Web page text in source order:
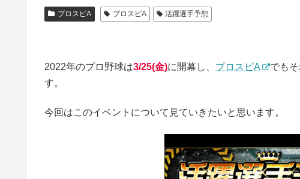
プロスピA プロスピA 活躍選手予想
2022年のプロ野球は3/25(金)に開幕し、 プロスピA でも
す。
今回はこのイベントについて見ていきたいと思います。